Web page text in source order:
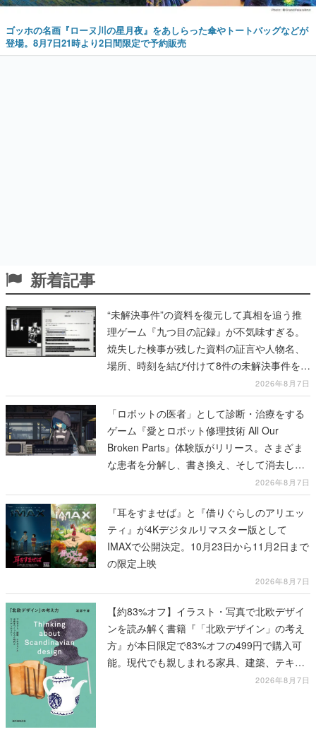
ゴッホの名画『ローヌ川の星月夜』をあしらった傘やトートバッグなどが
登場。8月7日21時より2日間限定で予約販売
新着記事
“未解決事件”の資料を復元して真相を追う推
理ゲーム『九つ目の記録』が不気味すぎる。
焼失した検事が残した資料の証言や人物名、
場所、時刻を結び付けて8件の未解決事件を再
2026年8月7日
「ロボットの医者」として診断・治療をする
ゲーム『愛とロボット修理技術 All Our
Broken Parts』体験版がリリース。さまざま
な患者を分解し、書き換え、そして消去して
2026年8月7日
『耳をすませば』と『借りぐらしのアリエッ
ティ』が4Kデジタルリマスター版として
IMAXで公開決定。10月23日から11月2日まで
の限定上映
2026年8月7日
【約83%オフ】イラスト・写真で北欧デザイ
ンを読み解く書籍『「北欧デザイン」の考え
方』が本日限定で83%オフの499円で購入可
能。現代でも親しまれる家具、建築、テキス
2026年8月7日